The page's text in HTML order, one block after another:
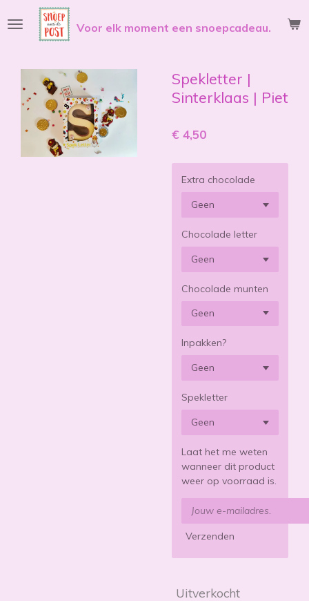
direct
hoofdinhoud
Voor elk moment een snoepcadeau.
Spekletter |
Sinterklaas | Piet
€ 4,50
Extra chocolade
Chocolade letter
Chocolade munten
Inpakken?
Spekletter
Laat het me weten
wanneer dit product
weer op voorraad is.
Verzenden
Uitverkocht